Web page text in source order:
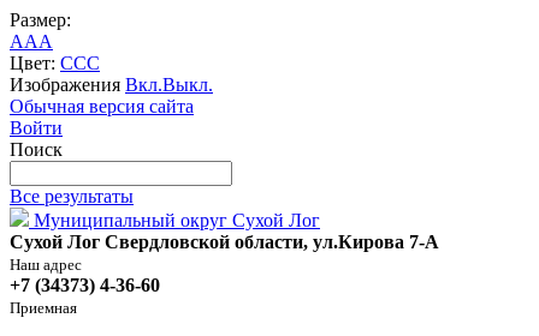
Размер:
AAA
Цвет: CCC
Изображения Вкл.Выкл.
Обычная версия сайта
Войти
Поиск
Все результаты
Муниципальный округ Сухой Лог
Сухой Лог Свердловской области, ул.Кирова 7-А
Наш адрес
+7 (34373) 4-36-60
Приемная